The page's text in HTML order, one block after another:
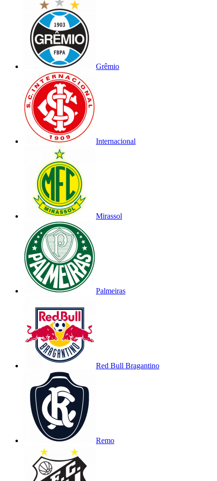
Grêmio
Internacional
Mirassol
Palmeiras
Red Bull Bragantino
Remo